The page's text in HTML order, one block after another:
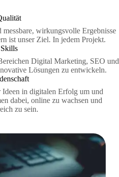
wirkungsvolle Ergebnisse
ist unser Ziel. In jedem Projekt.
Skills
Digital Marketing, SEO und
Lösungen zu entwickeln.
in digitalen Erfolg um und
dabei, online zu wachsen und
zu sein.